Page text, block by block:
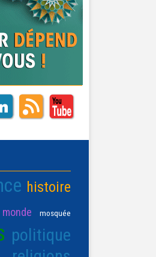
histoire
monde mosquée
politique